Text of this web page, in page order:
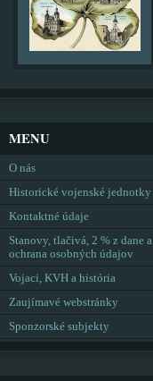
MENU
O nás
Historické vojenské jednotky
Kontaktné údaje
Stanovy, tlačivá, 2 % z dane a
ochrana osobných údajov
Vojaci, KVH a história
Zaujímavé webstránky
Sponzorské subjekty